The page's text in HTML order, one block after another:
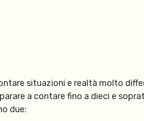
situazioni e realtà molto
a contare fino a dieci e
due: